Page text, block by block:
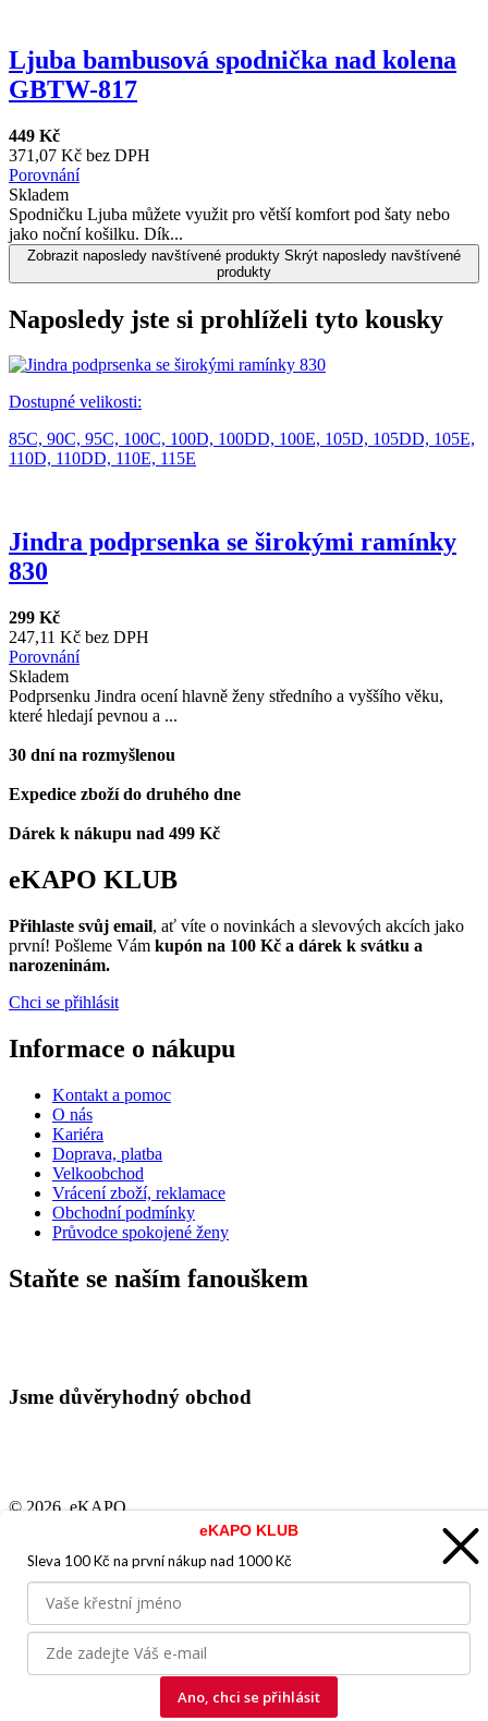
Ljuba bambusová spodnička nad kolena
GBTW-817
449 Kč
371,07 Kč bez DPH
Porovnání
Skladem
Spodničku Ljuba můžete využit pro větší komfort pod šaty nebo
jako noční košilku. Dík...
Zobrazit naposledy navštívené produkty Skrýt naposledy navštívené
produkty
Naposledy jste si prohlíželi tyto kousky
Dostupné velikosti:
85C, 90C, 95C, 100C, 100D, 100DD, 100E, 105D, 105DD, 105E,
110D, 110DD, 110E, 115E
Jindra podprsenka se širokými ramínky
830
299 Kč
247,11 Kč bez DPH
Porovnání
Skladem
Podprsenku Jindra ocení hlavně ženy středního a vyššího věku,
které hledají pevnou a ...
30 dní na rozmyšlenou
Expedice zboží do druhého dne
Dárek k nákupu nad 499 Kč
eKAPO KLUB
Přihlaste svůj email, ať víte o novinkách a slevových akcích jako
první! Pošleme Vám kupón na 100 Kč a dárek k svátku a
narozeninám.
Chci se přihlásit
Informace o nákupu
Kontakt a pomoc
O nás
Kariéra
Doprava, platba
Velkoobchod
Vrácení zboží, reklamace
Obchodní podmínky
Průvodce spokojené ženy
Staňte se naším fanouškem
Jsme důvěryhodný obchod
© 2026, eKAPO
Kontakt a
pomoc
VyrobilaeBRÁNA.cz
Koupit
eKAPO KLUB
Sleva 100 Kč na první nákup nad 1000 Kč
Ano, chci se přihlásit